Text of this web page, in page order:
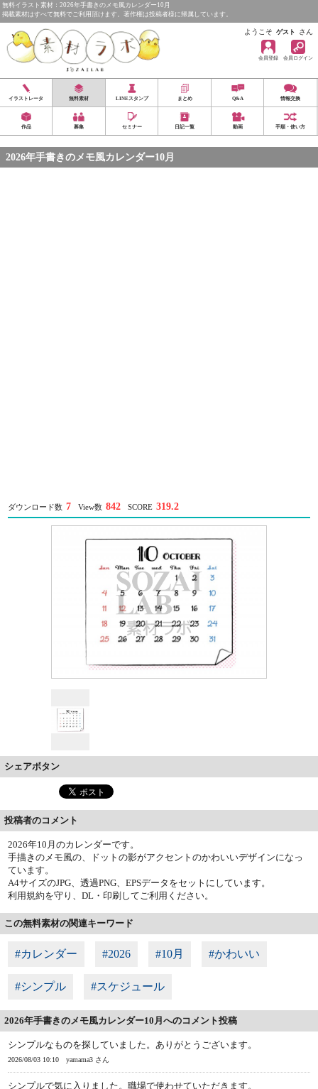
無料イラスト素材：2026年手書きのメモ風カレンダー10月
掲載素材はすべて無料でご利用頂けます。著作権は投稿者様に帰属しています。
ようこそ ゲスト さん
会員登録 会員ログイン
イラストレータ 無料素材 LINEスタンプ まとめ Q&A 情報交換
作品 募集 セミナー 日記一覧 動画 手順・使い方
2026年手書きのメモ風カレンダー10月
ダウンロード数 7 View数 842 SCORE 319.2
シェアボタン
投稿者のコメント
2026年10月のカレンダーです。
手描きのメモ風の、ドットの影がアクセントのかわいいデザインになっ
ています。
A4サイズのJPG、透過PNG、EPSデータをセットにしています。
利用規約を守り、DL・印刷してご利用ください。
この無料素材の関連キーワード
#カレンダー #2026 #10月 #かわいい
#シンプル #スケジュール
2026年手書きのメモ風カレンダー10月へのコメント投稿
シンプルなものを探していました。ありがとうございます。
2026/08/03 10:10 yamama3 さん
シンプルで気に入りました。職場で使わせていただきます。